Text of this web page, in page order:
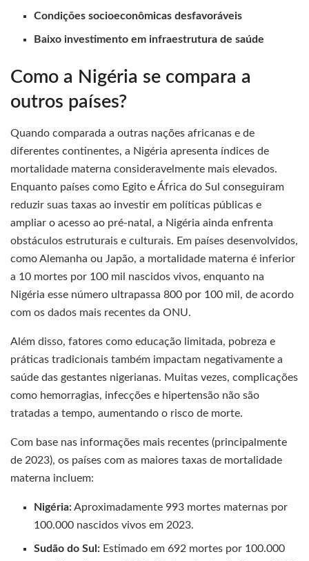
Condições socioeconômicas desfavoráveis
Baixo investimento em infraestrutura de saúde
Como a Nigéria se compara a
outros países?
Quando comparada a outras nações africanas e de
diferentes continentes, a Nigéria apresenta índices de
mortalidade materna consideravelmente mais elevados.
Enquanto países como Egito e África do Sul conseguiram
reduzir suas taxas ao investir em políticas públicas e
ampliar o acesso ao pré-natal, a Nigéria ainda enfrenta
obstáculos estruturais e culturais. Em países desenvolvidos,
como Alemanha ou Japão, a mortalidade materna é inferior
a 10 mortes por 100 mil nascidos vivos, enquanto na
Nigéria esse número ultrapassa 800 por 100 mil, de acordo
com os dados mais recentes da ONU.
Além disso, fatores como educação limitada, pobreza e
práticas tradicionais também impactam negativamente a
saúde das gestantes nigerianas. Muitas vezes, complicações
como hemorragias, infecções e hipertensão não são
tratadas a tempo, aumentando o risco de morte.
Com base nas informações mais recentes (principalmente
de 2023), os países com as maiores taxas de mortalidade
materna incluem:
Nigéria:Aproximadamente 993 mortes maternas por
100.000 nascidos vivos em 2023.
Sudão do Sul: Estimado em 692 mortes por 100.000